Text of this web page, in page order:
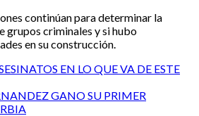
continúan para determinar la
grupos criminales y si hubo
en su construcción.
EN LO QUE VA DE ESTE
GANO SU PRIMER